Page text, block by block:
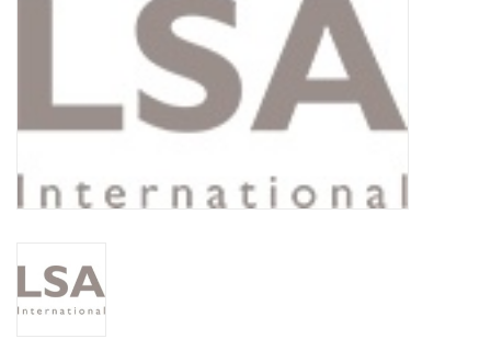
Kaffee & Tee
Bar & Wein